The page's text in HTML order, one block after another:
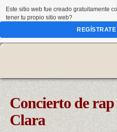
Concierto de rap
Clara
Este sitio web fue creado gratuitamente
tener tu propio sitio web?